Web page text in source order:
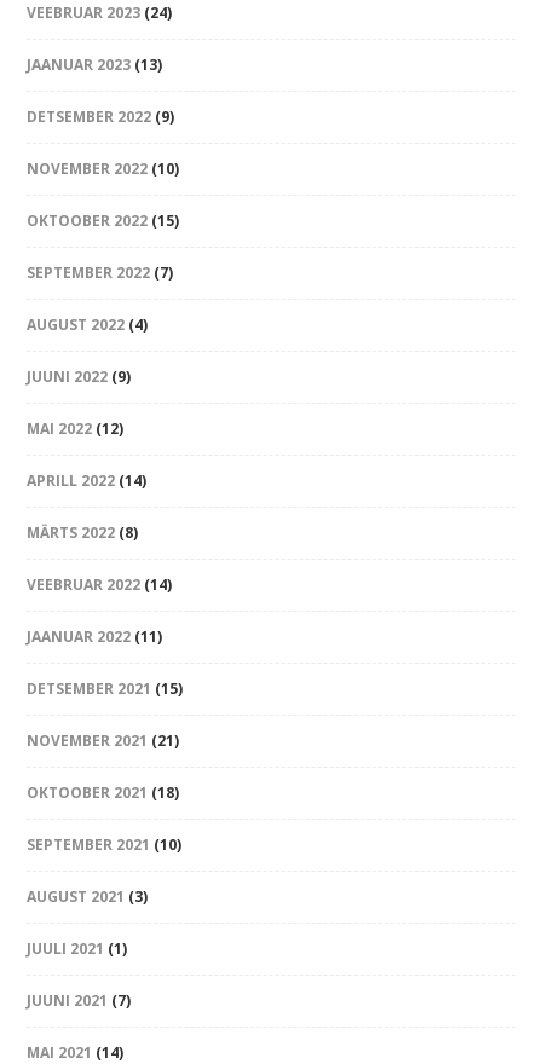
VEEBRUAR 2023 (24)
JAANUAR 2023 (13)
DETSEMBER 2022 (9)
NOVEMBER 2022 (10)
OKTOOBER 2022 (15)
SEPTEMBER 2022 (7)
AUGUST 2022 (4)
JUUNI 2022 (9)
MAI 2022 (12)
APRILL 2022 (14)
MÄRTS 2022 (8)
VEEBRUAR 2022 (14)
JAANUAR 2022 (11)
DETSEMBER 2021 (15)
NOVEMBER 2021 (21)
OKTOOBER 2021 (18)
SEPTEMBER 2021 (10)
AUGUST 2021 (3)
JUULI 2021 (1)
JUUNI 2021 (7)
MAI 2021 (14)